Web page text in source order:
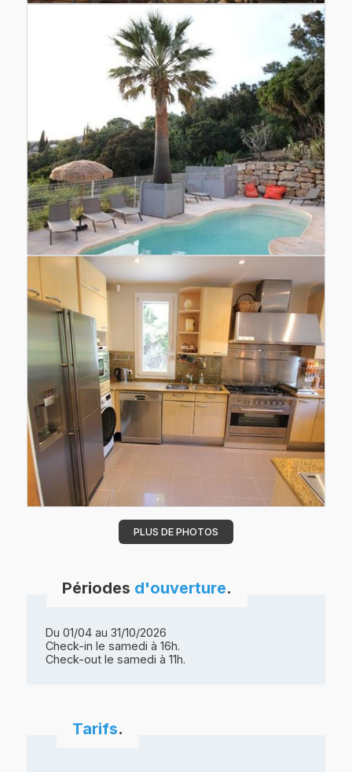
PLUS DE PHOTOS
Périodes d'ouverture.
Du 01/04 au 31/10/2026
Check-in le samedi à 16h.
Check-out le samedi à 11h.
Tarifs.